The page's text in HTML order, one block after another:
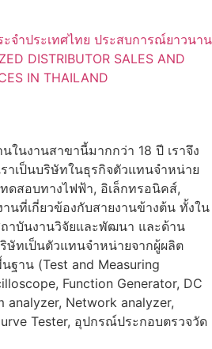
จำประเทศไทย ประสบการณ์ยาวนาน
DISTRIBUTOR SALES AND
IN THAILAND
ในงานสาขานี้มากกว่า 18 ปี เราจึง
าเป็นบริษัทในธุรกิจตัวแทนจำหน่าย
สอบทางไฟฟ้า, อิเล็กทรอนิคส์,
นที่เกี่ยวข้องกับสายงานข้างต้น ทั้งใน
าบันงานวิจัยและพัฒนา และด้าน
ษัทเป็นตัวแทนจำหน่ายจากผู้ผลิต
ฐาน (Test and Measuring
Function Generator, DC
analyzer, Network analyzer,
Tester, อุปกรณ์ประกอบตรวจวัด